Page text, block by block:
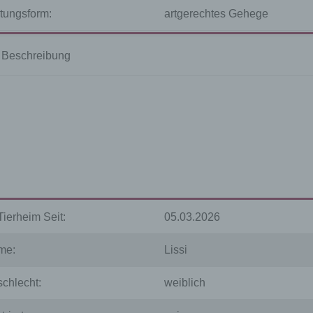
artgerechtes Gehege
Beschreibung
Seit: 05.03.2026
Lissi
weiblich
Einschränkung der Verarbeitung ist die Markierung
wirtschaftlicher Lage, Gesundheit, persönlicher Vorlieben,
Zuverlässigkeit, Verhalten, Aufenthaltsort oder Ortswechsel